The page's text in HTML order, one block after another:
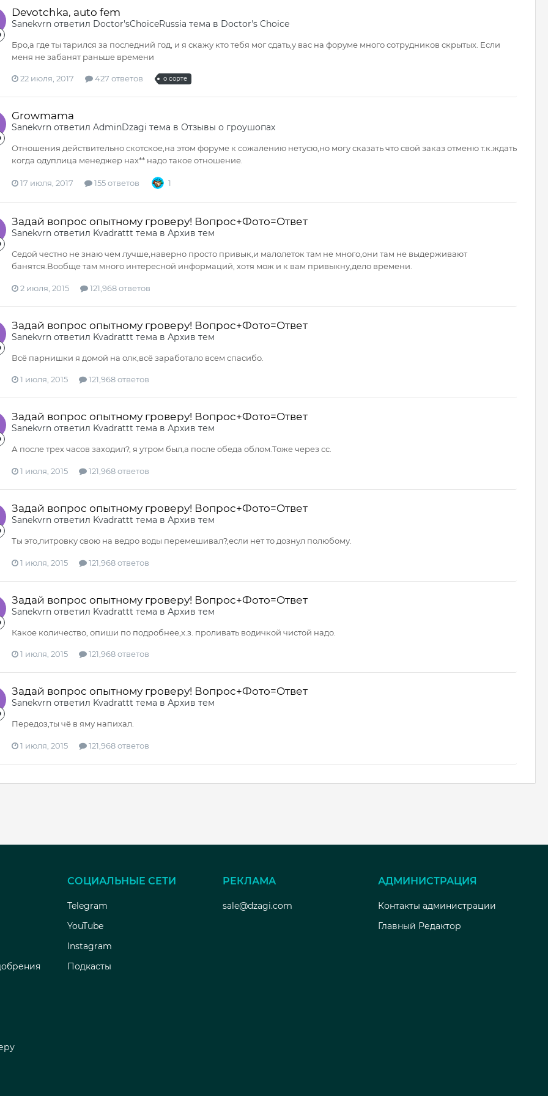
Devotchka, auto fem
Sanekvrnответил Doctor'sChoiceRussia тема в Doctor's Choice
Бро,а где ты тарился за последний год, и я скажу кто тебя мог сдать,у вас на форуме много сотрудников скрытых. Если
меня не забанят раньше времени
22 июля, 2017 427 ответов о сорте
Growmama
Sanekvrnответил AdminDzagi тема в Отзывы о гроушопах
Отношения действительно скотское,на этом форуме к сожалению нетусю,но могу сказать что свой заказ отменю т.к.ждать
когда одуплица менеджер нах** надо такое отношение.
17 июля, 2017 155 ответов 1
Задай вопрос опытному гроверу! Вопрос+Фото=Ответ
Sanekvrnответил Kvadrattt тема в Архив тем
Седой честно не знаю чем лучше,наверно просто привык,и малолеток там не много,они там не выдерживают
банятся.Вообще там много интересной информаций, хотя мож и к вам привыкну,дело времени.
2 июля, 2015 121,968 ответов
Задай вопрос опытному гроверу! Вопрос+Фото=Ответ
Sanekvrnответил Kvadrattt тема в Архив тем
Всё парнишки я домой на олк,всё заработало всем спасибо.
1 июля, 2015 121,968 ответов
Задай вопрос опытному гроверу! Вопрос+Фото=Ответ
Sanekvrnответил Kvadrattt тема в Архив тем
А после трех часов заходил?, я утром был,а после обеда облом.Тоже через сс.
1 июля, 2015 121,968 ответов
Задай вопрос опытному гроверу! Вопрос+Фото=Ответ
Sanekvrnответил Kvadrattt тема в Архив тем
Ты это,литровку свою на ведро воды перемешивал?,если нет то дознул полюбому.
1 июля, 2015 121,968 ответов
Задай вопрос опытному гроверу! Вопрос+Фото=Ответ
Sanekvrnответил Kvadrattt тема в Архив тем
Какое количество, опиши по подробнее,х.з. проливать водичкой чистой надо.
1 июля, 2015 121,968 ответов
Задай вопрос опытному гроверу! Вопрос+Фото=Ответ
Sanekvrnответил Kvadrattt тема в Архив тем
Передоз,ты чё в яму напихал.
1 июля, 2015 121,968 ответов
СОЦИАЛЬНЫЕ СЕТИ
Telegram
YouTube
Instagram
Подкасты
РЕКЛАМА
sale@dzagi.com
АДМИНИСТРАЦИЯ
Контакты администрации
Главный Редактор